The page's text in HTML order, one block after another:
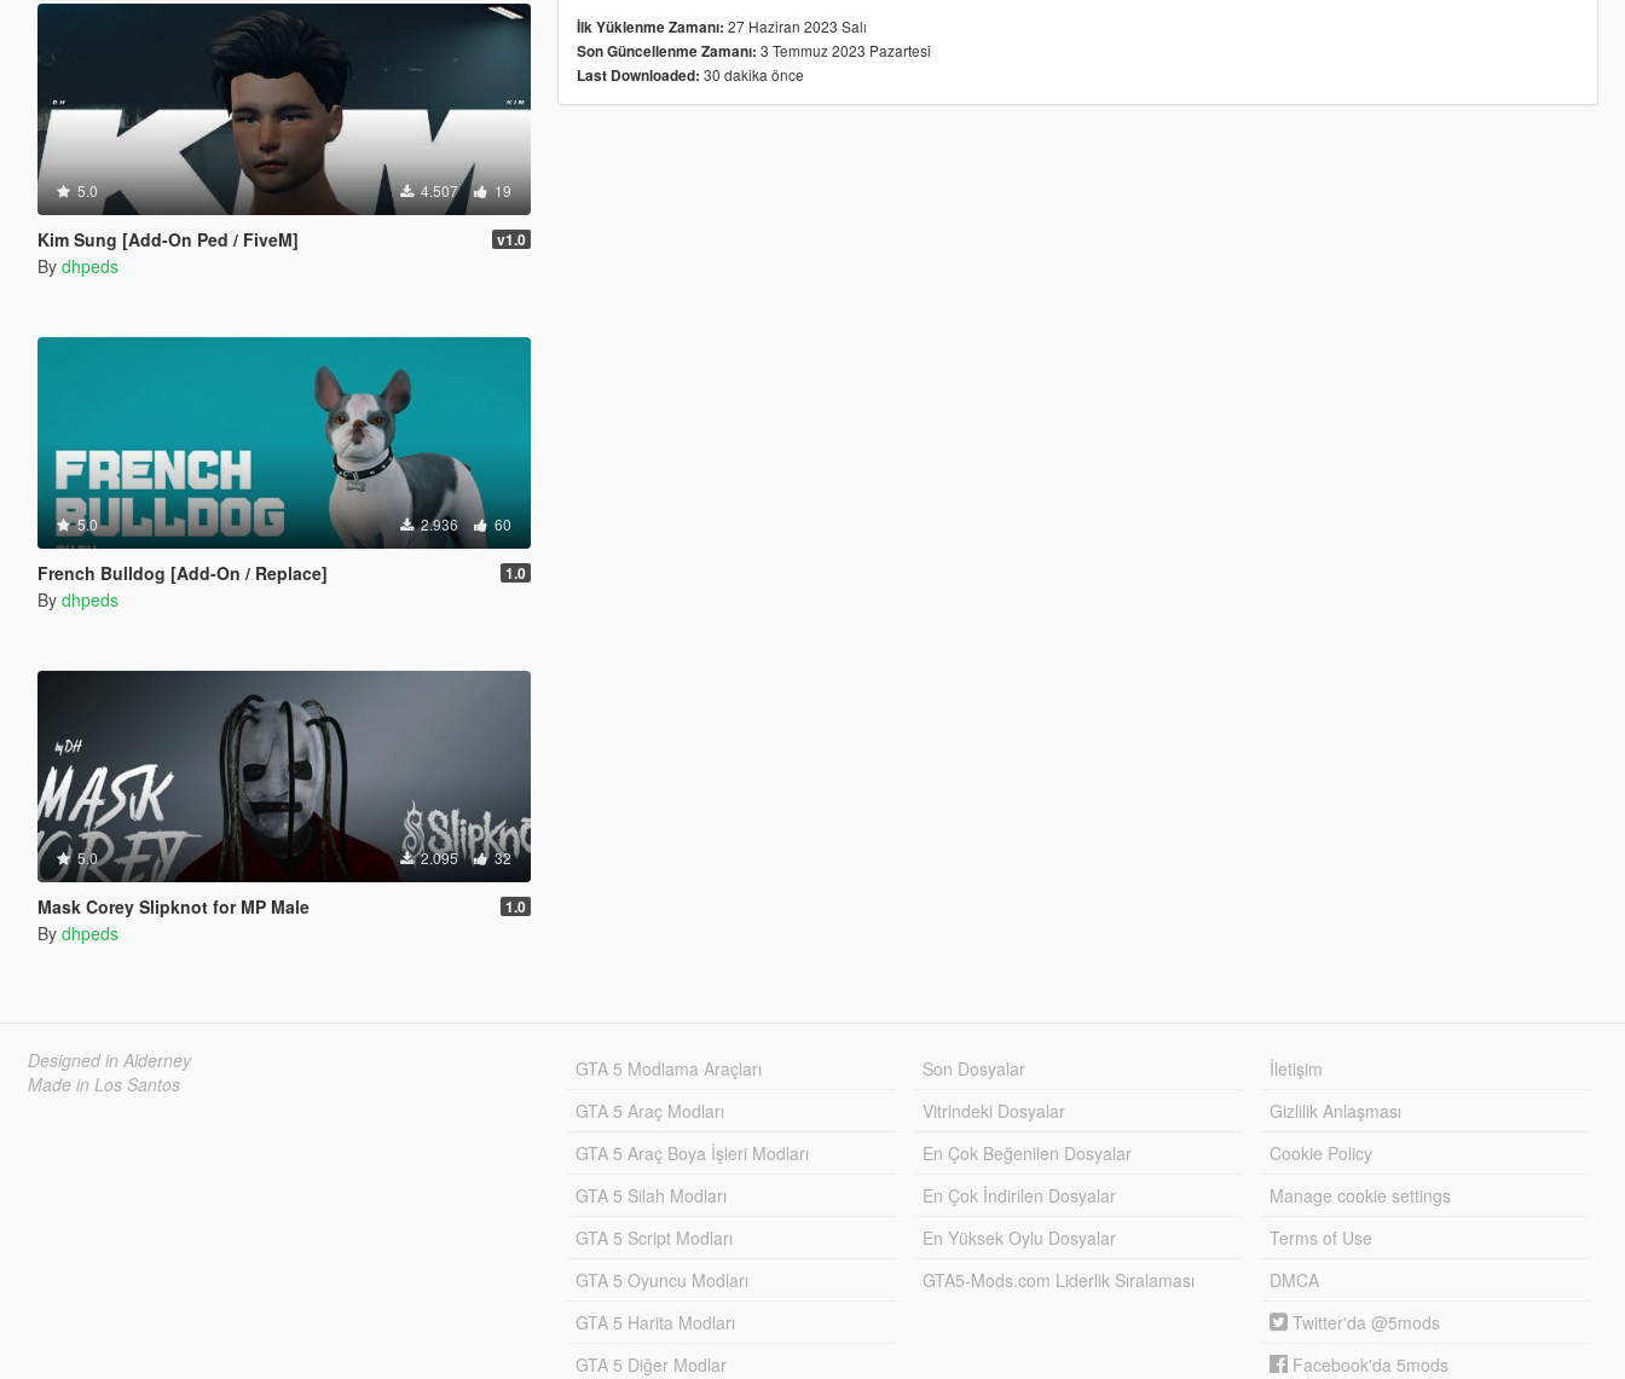
5.0 4.507 19
Kim Sung [Add-On Ped / FiveM] v1.0
By dhpeds
5.0 2.936 60
French Bulldog [Add-On / Replace] 1.0
By dhpeds
5.0 2.095 32
Mask Corey Slipknot for MP Male 1.0
By dhpeds
İlk Yüklenme Zamanı: 27 Haziran 2023 Salı
Son Güncellenme Zamanı: 3 Temmuz 2023 Pazartesi
Last Downloaded: 30 dakika önce
Designed in Alderney
Made in Los Santos
GTA 5 Modlama Araçları
GTA 5 Araç Modları
GTA 5 Araç Boya İşleri Modları
GTA 5 Silah Modları
GTA 5 Script Modları
GTA 5 Oyuncu Modları
GTA 5 Harita Modları
GTA 5 Diğer Modlar
Son Dosyalar
Vitrindeki Dosyalar
En Çok Beğenilen Dosyalar
En Çok İndirilen Dosyalar
En Yüksek Oylu Dosyalar
GTA5-Mods.com Liderlik Sıralaması
İletişim
Gizlilik Anlaşması
Cookie Policy
Manage cookie settings
Terms of Use
DMCA
Twitter'da @5mods
Facebook'da 5mods